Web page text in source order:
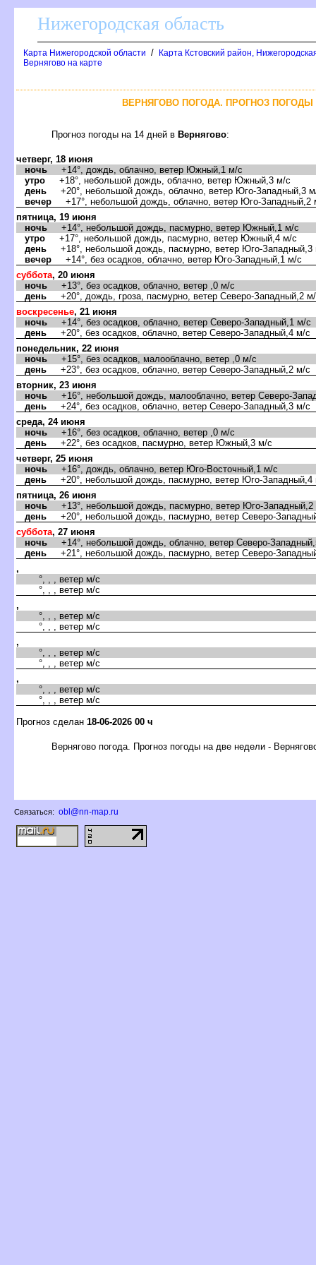
Нижегородская область
Карта Нижегородской области /
Карта Кстовский район,
ернягово на карте
ЕРНЯГОВО ПОГОДА. ПРОГНОЗ ПОГОДЫ
Прогноз погоды на 14 дней ернягово:
четверг, 18 июня
ночь +14°, дождь, облачно, ветер Южный,1 м/с
утро +18°, небольшой дождь, облачно, ветер Южный,3 м/с
день +20°, небольшой дождь, облачно, ветер Юго-Западный,3
ечер +17°, небольшой дождь, облачно, ветер Юго-Западный,2
пятница, 19 июня
ночь +14°, небольшой дождь, пасмурно, ветер Южный,1 м/с
утро +17°, небольшой дождь, пасмурно, ветер Южный,4 м/с
день +18°, небольшой дождь, пасмурно, ветер Юго-Западный,3
ечер +14°, без осадков, облачно, ветер Юго-Западный,1 м/с
суббота, 20 июня
ночь +13°, без осадков, облачно, ветер ,0 м/с
день +20°, дождь, гроза, пасмурно, ветер Северо-Западный,2
оскресенье, 21 июня
ночь +14°, без осадков, облачно, ветер Северо-Западный,1 м/с
день +20°, без осадков, облачно, ветер Северо-Западный,4 м/с
понедельник, 22 июня
ночь +15°, без осадков, малооблачно, ветер ,0 м/с
день +23°, без осадков, облачно, ветер Северо-Западный,2 м/с
торник, 23 июня
ночь +16°, небольшой дождь, малооблачно, ветер Северо-
день +24°, без осадков, облачно, ветер Северо-Западный,3 м/с
среда, 24 июня
ночь +16°, без осадков, облачно, ветер ,0 м/с
день +22°, без осадков, пасмурно, ветер Южный,3 м/с
четверг, 25 июня
ночь +16°, дождь, облачно, ветер Юго-Восточный,1 м/с
день +20°, небольшой дождь, пасмурно, ветер Юго-Западный,4
пятница, 26 июня
ночь +13°, небольшой дождь, пасмурно, ветер Юго-Западный,2
день +20°, небольшой дождь, пасмурно, ветер Северо-
суббота, 27 июня
ночь +14°, небольшой дождь, облачно, ветер Северо-
день +21°, небольшой дождь, пасмурно, ветер Северо-
,
°, , , ветер м/с
°, , , ветер м/с
,
°, , , ветер м/с
°, , , ветер м/с
,
°, , , ветер м/с
°, , , ветер м/с
,
°, , , ветер м/с
°, , , ветер м/с
Прогноз сделан 18-06-2026 00 ч
ернягово погода. Прогноз погоды на две недели -
Связаться: obl@nn-map.ru